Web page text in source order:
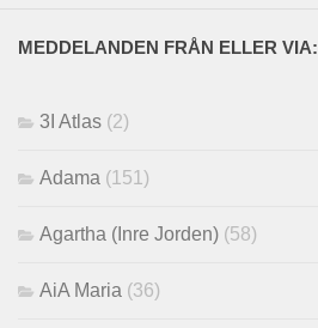
MEDDELANDEN FRÅN ELLER VIA:
3I Atlas (2)
Adama (151)
Agartha (Inre Jorden) (58)
AiA Maria (36)